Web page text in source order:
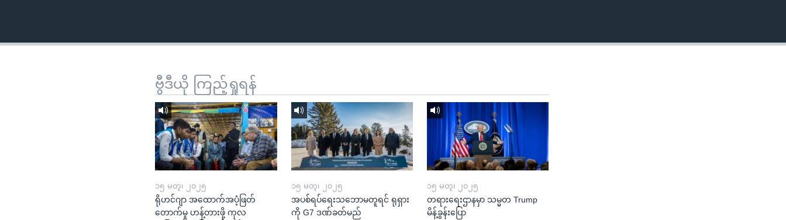
ဗွီဒီယို ကြည့်ရှုရန်
၁၅ မတ္၊ ၂၀၂၅
ရိုဟင်ဂျာ အထောက်အပံ့ဖြတ်
တောက်မှု ဟန့်တားဖို့ ကုလ
၁၅ မတ္၊ ၂၀၂၅
အပစ်ရပ်ရေးသဘောမတူရင် ရုရှား
ကို G7 ဒဏ်ခတ်မည်
၁၅ မတ္၊ ၂၀၂၅
တရားရေးဌာနမှာ သမ္မတ Trump
မိန့်ခွန်းပြော